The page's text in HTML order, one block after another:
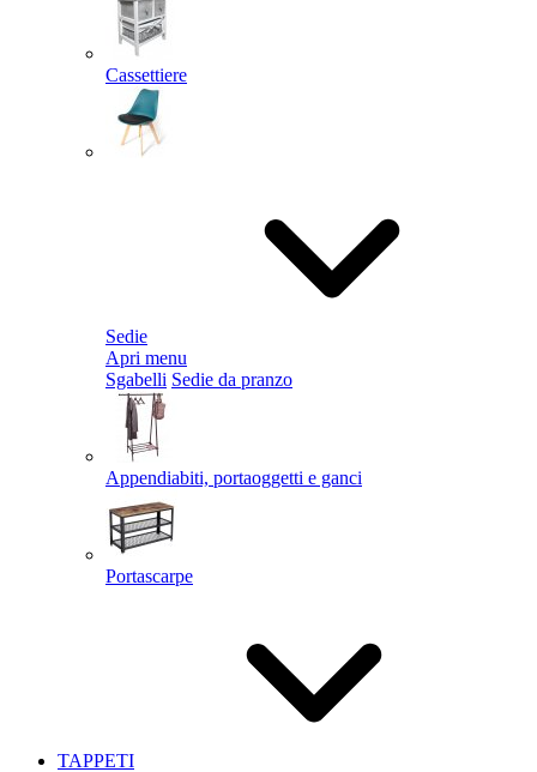
Cassettiere
Sedie
Apri menu
Sgabelli Sedie da pranzo
Appendiabiti, portaoggetti e ganci
Portascarpe
TAPPETI